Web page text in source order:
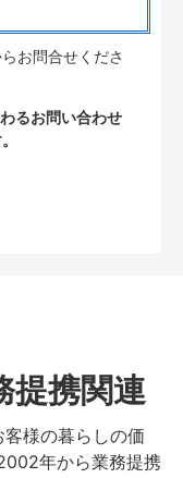
お問合せくださ
るお問い合わせ
提携関連
様の暮らしの価
年から業務提携